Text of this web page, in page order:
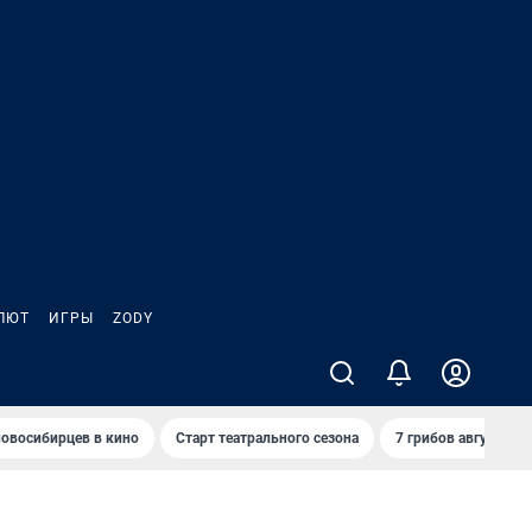
ИГРЫ ZODY
в кино Старт театрального сезона 7 грибов августа